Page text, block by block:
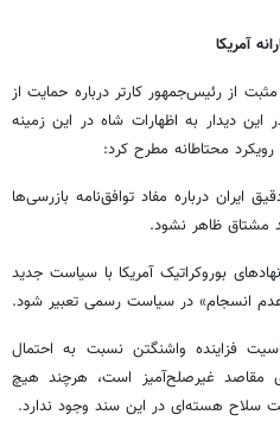
آمریکا
از رئیس‌جمهور کارتر درباره حمایت از
دیدار به اظهارات شاه در این زمینه
محتاطانه مطرح کرد:
درباره مفاد توافق‌نامه بازرسی‌ها
مشتاق ظاهر نشود.
بوروکراتیک آمریکا با سیاست جدید
انسجام» در سیاست رسمی تعبیر شود.
فزاینده واشنگتن نسبت به احتمال
مقاصد غیرصلح‌آمیز است، هرچند هیچ
سلاح هسته‌ای در این سند وجود ندارد.